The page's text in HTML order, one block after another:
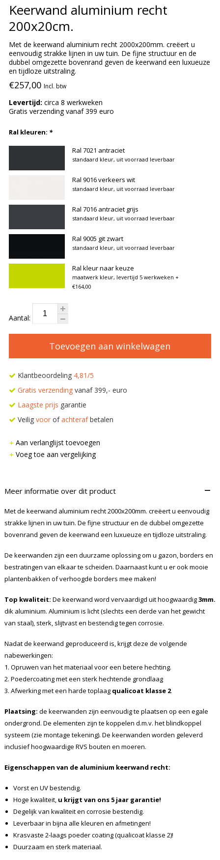
Keerwand aluminium recht
200x20cm.
Met de keerwand aluminium recht 2000x200mm. creëert u
eenvoudig strakke lijnen in uw tuin. De fijne structuur en de
dubbel omgezette bovenrand geven de keerwand een luxueuze
en tijdloze uitstraling.
€257,00 Incl. btw
Levertijd: circa 8 werkweken
Gratis verzending vanaf 399 euro
Ral kleuren: *
Ral 7021 antraciet
standaard kleur, uit voorraad leverbaar
Ral 9016 verkeers wit
standaard kleur, uit voorraad leverbaar
Ral 7016 antraciet grijs
standaard kleur, uit voorraad leverbaar
Ral 9005 git zwart
standaard kleur, uit voorraad leverbaar
Ral kleur naar keuze
maatwerk kleur, levertijd 5 werkweken +
€164,00
Aantal:
Toevoegen aan winkelwagen
Klantbeoordeling 4,81/5
Gratis verzendingvanaf 399,- euro
Laagste prijs garantie
Veilig voorofachterafbetalen
Aan verlanglijst toevoegen
Voeg toe aan vergelijking
Meer informatie over dit product –
Met de keerwand aluminium recht 2000x200mm. creëert u eenvoudig
strakke lijnen in uw tuin. De fijne structuur en de dubbel omgezette
bovenrand geven de keerwand een luxueuze en tijdloze uitstraling.
De keerwanden zijn een duurzame oplossing om u gazon, borders en
bestratingen van elkaar te scheiden. Daarnaast kunt u er ook mooie
plantenbakken of verhoogde borders mee maken!
Top kwaliteit: De keerwand word vervaardigd uit hoogwaardig3mm.
dik aluminium. Aluminium is licht (slechts een derde van het gewicht
van staal), sterk, slijtvast en bestendig tegen corrosie.
Nadat de keerwand geproduceerd is, krijgt deze de volgende
nabewerkingen:
1. Opruwen van het materiaal voor een betere hechting.
2. Poedercoating met een sterk hechtende grondlaag
3. Afwerking met een harde toplaag qualicoat klasse 2
Plaatsing: de keerwanden zijn eenvoudig te plaatsen op een egale
ondergrond. De elementen zijn te koppelen d.m.v. het blindkoppel
systeem (zie montage tekening). De keerwanden worden geleverd
inclusief hoogwaardige RVS bouten en moeren.
Eigenschappen van de aluminium keerwand recht:
Vorst en UV bestendig.
Hoge kwaliteit, u krijgt van ons 5 jaar garantie!
Degelijk van kwaliteit en corrosie bestendig.
Leverbaar in bijna alle kleuren en afmetingen!
Krasvaste 2-laags poeder coating (qualicoat klasse 2)!
Duurzaam en sterk materiaal.